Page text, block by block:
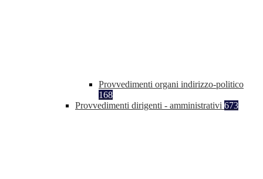
Provvedimenti organi indirizzo-politico
168
Provvedimenti dirigenti - amministrativi 673